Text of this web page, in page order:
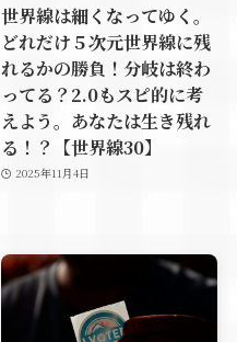
世界線は細くなってゆく。
どれだけ５次元世界線に残
れるかの勝負！分岐は終わ
ってる？2.0もスピ的に考
えよう。あなたは生き残れ
る！？【世界線30】
2025年11月4日